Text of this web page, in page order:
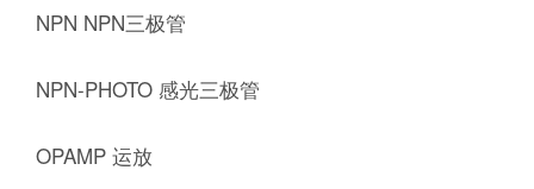
NPN NPN三极管
NPN-PHOTO 感光三极管
OPAMP 运放